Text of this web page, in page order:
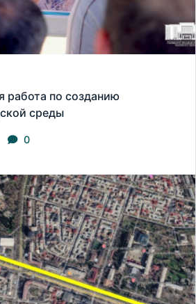
работа по созданию
среды
0